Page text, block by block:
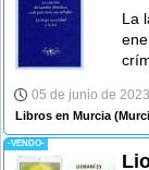
La
05 de junio de 2023
Libros en Murcia
-VENDO-